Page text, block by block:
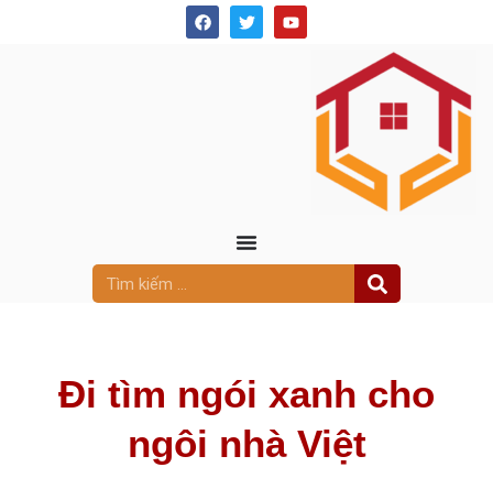
Đi tìm ngói xanh cho
ngôi nhà Việt